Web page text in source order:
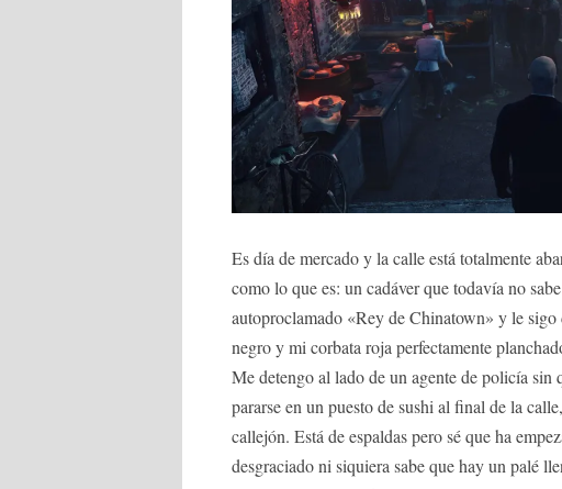
Es día de mercado y la calle está totalmente
como lo que es: un cadáver que todavía no
autoproclamado «Rey de Chinatown» y le
negro y mi corbata roja perfectamente
Me detengo al lado de un agente de policía
pararse en un puesto de sushi al final de la
callejón. Está de espaldas pero sé que ha
desgraciado ni siquiera sabe que hay un palé